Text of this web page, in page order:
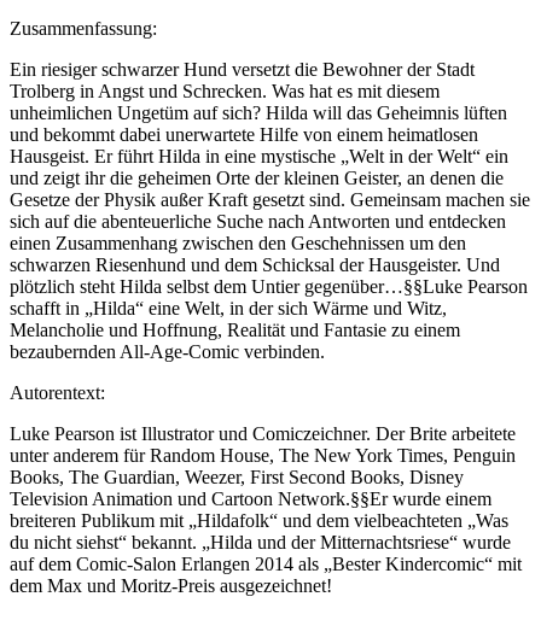
(Hardcover)
Zusammenfassung:
Ein riesiger schwarzer Hund versetzt die Bewohner der Stadt
Trolberg in Angst und Schrecken. Was hat es mit diesem
unheimlichen Ungetüm auf sich? Hilda will das Geheimnis lüften
und bekommt dabei unerwartete Hilfe von einem heimatlosen
Hausgeist. Er führt Hilda in eine mystische „Welt in der Welt“ ein
und zeigt ihr die geheimen Orte der kleinen Geister, an denen die
Gesetze der Physik außer Kraft gesetzt sind. Gemeinsam machen sie
sich auf die abenteuerliche Suche nach Antworten und entdecken
einen Zusammenhang zwischen den Geschehnissen um den
schwarzen Riesenhund und dem Schicksal der Hausgeister. Und
plötzlich steht Hilda selbst dem Untier gegenüber…§§Luke Pearson
schafft in „Hilda“ eine Welt, in der sich Wärme und Witz,
Melancholie und Hoffnung, Realität und Fantasie zu einem
bezaubernden All-Age-Comic verbinden.
Autorentext:
Luke Pearson ist Illustrator und Comiczeichner. Der Brite arbeitete
unter anderem für Random House, The New York Times, Penguin
Books, The Guardian, Weezer, First Second Books, Disney
Television Animation und Cartoon Network.§§Er wurde einem
breiteren Publikum mit „Hildafolk“ und dem vielbeachteten „Was
du nicht siehst“ bekannt. „Hilda und der Mitternachtsriese“ wurde
auf dem Comic-Salon Erlangen 2014 als „Bester Kindercomic“ mit
dem Max und Moritz-Preis ausgezeichnet!